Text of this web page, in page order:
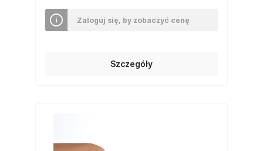
Zaloguj się, by zobaczyć cenę
Szczegóły